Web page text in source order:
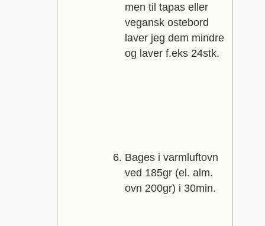
men til tapas eller
vegansk ostebord
laver jeg dem mindre
og laver f.eks 24stk.
Bages i varmluftovn
ved 185gr (el. alm.
ovn 200gr) i 30min.